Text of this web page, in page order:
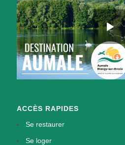
ACCÈS RAPIDES
Se restaurer
Se loger